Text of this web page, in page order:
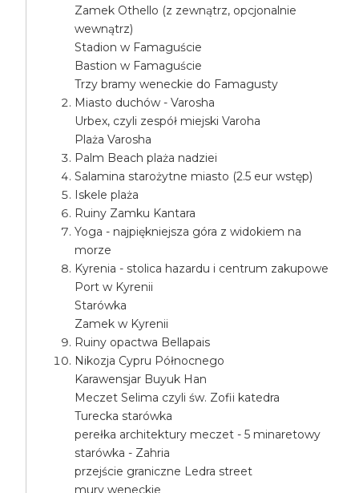
Zamek Othello (z zewnątrz, opcjonalnie
wewnątrz)
Stadion w Famaguście
Bastion w Famaguście
Trzy bramy weneckie do Famagusty
Miasto duchów - Varosha
Urbex, czyli zespół miejski Varoha
Plaża Varosha
Palm Beach plaża nadziei
Salamina starożytne miasto (2.5 eur wstęp)
Iskele plaża
Ruiny Zamku Kantara
Yoga - najpiękniejsza góra z widokiem na
morze
Kyrenia - stolica hazardu i centrum zakupowe
Port w Kyrenii
Starówka
Zamek w Kyrenii
Ruiny opactwa Bellapais
Nikozja Cypru Północnego
Karawensjar Buyuk Han
Meczet Selima czyli św. Zofii katedra
Turecka starówka
perełka architektury meczet - 5 minaretowy
starówka - Zahria
przejście graniczne Ledra street
mury weneckie